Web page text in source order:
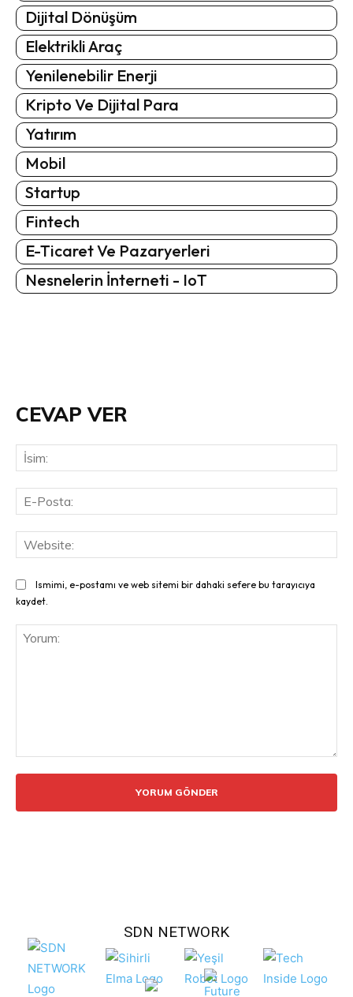
Dijital Dönüşüm
Elektrikli Araç
Yenilenebilir Enerji
Kripto Ve Dijital Para
Yatırım
Mobil
Startup
Fintech
E-Ticaret Ve Pazaryerleri
Nesnelerin İnterneti - IoT
CEVAP VER
Ismimi, e-postamı ve web sitemi bir dahaki sefere bu tarayıcıya
kaydet.
SDN NETWORK